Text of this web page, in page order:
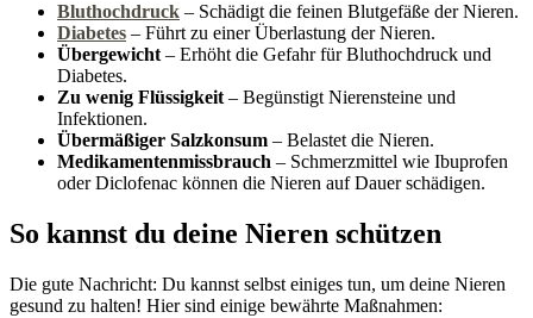
Bluthochdruck – Schädigt die feinen Blutgefäße der Nieren.
Diabetes – Führt zu einer Überlastung der Nieren.
Übergewicht– Erhöht die Gefahr für Bluthochdruck und
Diabetes.
Zu wenig Flüssigkeit– Begünstigt Nierensteine und
Infektionen.
Übermäßiger Salzkonsum – Belastet die Nieren.
Medikamentenmissbrauch – Schmerzmittel wie Ibuprofen
oder Diclofenac können die Nieren auf Dauer schädigen.
So kannst du deine Nieren schützen
Die gute Nachricht: Du kannst selbst einiges tun, um deine Nieren
gesund zu halten! Hier sind einige bewährte Maßnahmen: